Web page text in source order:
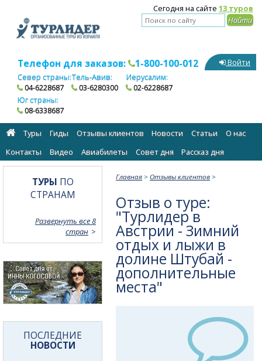
Сегодня на сайте 13 туров
Телефон для заказов: 1-800-100-012
Север страны:
04-6228687
Тель-Авив:
03-6280300
Иерусалим:
02-6228687
Юг страны:
08-6338687
Войти
Туры Гиды Отзывы клиентов Новости Статьи
О нас
Контакты
Видео Авиабилеты Cовет дня Рассказ дня
Главная > Отзывы клиентов >
Отзыв о туре:
"Турлидер в
Австрии - Зимний
отдых и лыжи в
долине Штубай -
дополнительные
места"
ТУРЫ ПО
СТРАНАМ
Развернуть все 8
стран
ПОСЛЕДНИЕ
НОВОСТИ